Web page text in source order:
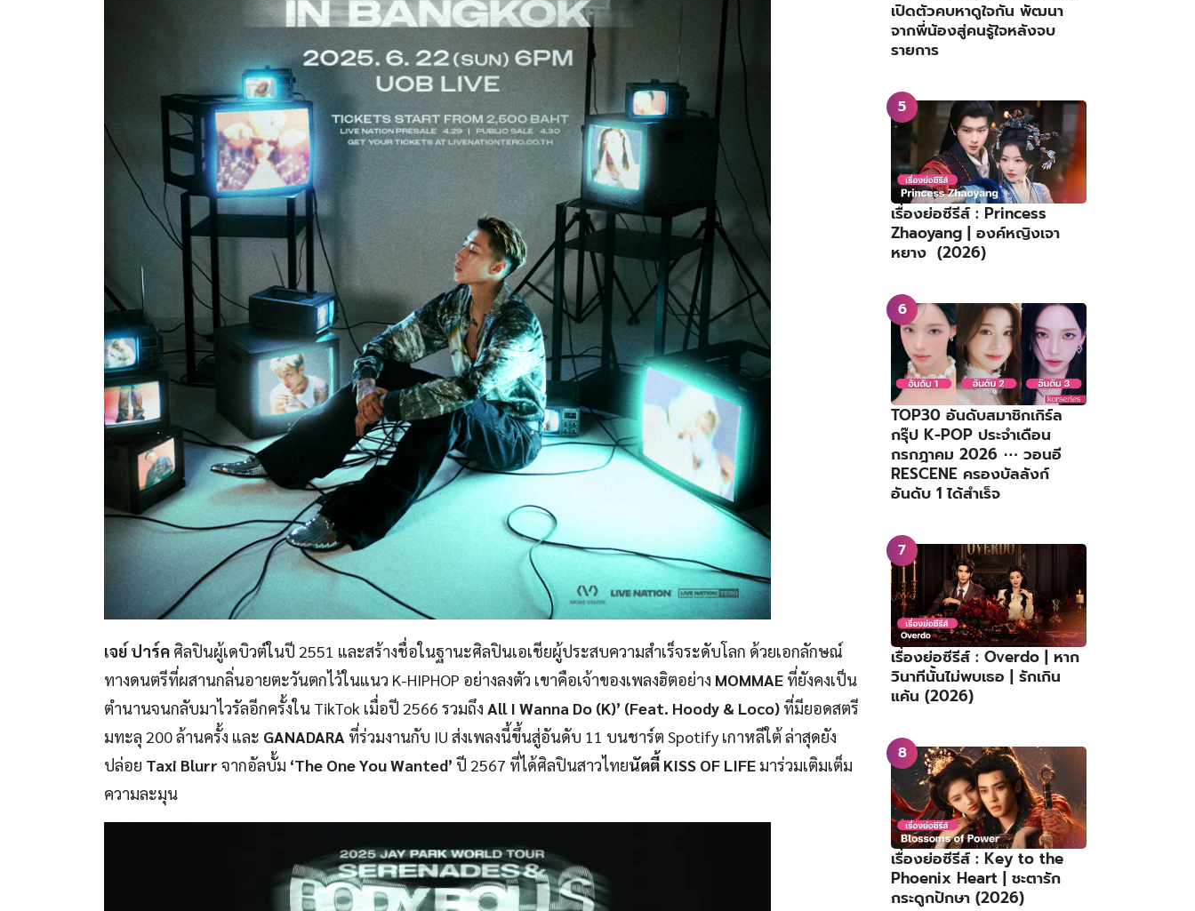
เจย์ ปาร์ค ศิลปินผู้เดบิวต์ในปี 2551 และสร้างชื่อในฐานะศิลปินเอเชียผู้ประสบความสำเร็จระดับโลก ด้วยเอกลักษณ์
ทางดนตรีที่ผสานกลิ่นอายตะวันตกไว้ในแนว K-HIPHOP อย่างลงตัว เขาคือเจ้าของเพลงฮิตอย่าง MOMMAE ที่ยังคงเป็น
ตำนานจนกลับมาไวรัลอีกครั้งใน TikTok เมื่อปี 2566 รวมถึง All I Wanna Do (K)’ (Feat. Hoody & Loco) ที่มียอดสตรี
มทะลุ 200 ล้านครั้ง และ GANADARA ที่ร่วมงานกับ IU ส่งเพลงนี้ขึ้นสู่อันดับ 11 บนชาร์ต Spotify เกาหลีใต้ ล่าสุดยัง
ปล่อย Taxi Blurr จากอัลบั้ม ‘The One You Wanted’ ปี 2567 ที่ได้ศิลปินสาวไทยนัตตี้ KISS OF LIFE มาร่วมเติมเต็ม
ความละมุน
เปิดตัวคบหาดูใจกัน พัฒนา
จากพี่น้องสู่คนรู้ใจหลังจบ
รายการ
เรื่องย่อซีรีส์ : Princess
Zhaoyang | องค์หญิงเจา
หยาง (2026)
TOP30 อันดับสมาชิกเกิร์ล
กรุ๊ป K-POP ประจำเดือน
กรกฎาคม 2026 ⋯ วอนอี
RESCENE ครองบัลลังก์
อันดับ 1 ได้สำเร็จ
เรื่องย่อซีรีส์ : Overdo | หาก
วินาทีนั้นไม่พบเธอ | รักเกิน
แค้น (2026)
เรื่องย่อซีรีส์ : Key to the
Phoenix Heart | ชะตารัก
กระดูกปักษา (2026)